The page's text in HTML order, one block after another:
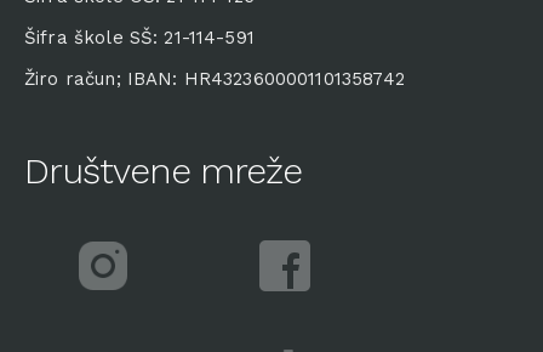
Šifra škole SŠ: 21-114-591
Žiro račun; IBAN: HR4323600001101358742
Društvene mreže